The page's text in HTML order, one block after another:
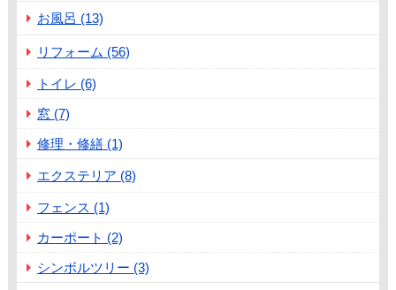
お風呂 (13)
リフォーム (56)
トイレ (6)
窓 (7)
修理・修繕 (1)
エクステリア (8)
フェンス (1)
カーポート (2)
シンボルツリー (3)